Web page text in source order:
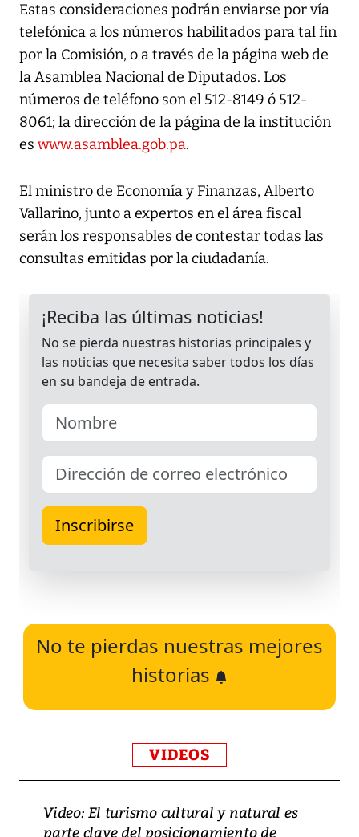
Estas consideraciones podrán enviarse por vía
telefónica a los números habilitados para tal fin
por la Comisión, o a través de la página web de
la Asamblea Nacional de Diputados. Los
números de teléfono son el 512-8149 ó 512-
8061; la dirección de la página de la institución
es www.asamblea.gob.pa.
El ministro de Economía y Finanzas, Alberto
Vallarino, junto a expertos en el área fiscal
serán los responsables de contestar todas las
consultas emitidas por la ciudadanía.
No te pierdas nuestras mejores
historias
VIDEOS
Video: El turismo cultural y natural es
parte clave del posicionamiento de